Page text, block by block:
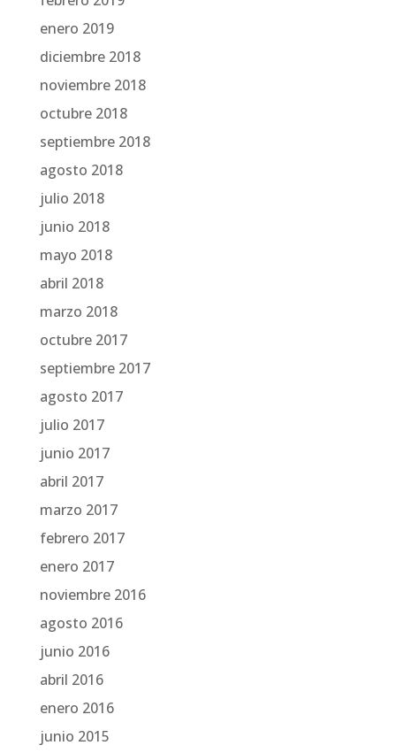
enero 2019
diciembre 2018
noviembre 2018
octubre 2018
septiembre 2018
agosto 2018
julio 2018
junio 2018
mayo 2018
abril 2018
marzo 2018
octubre 2017
septiembre 2017
agosto 2017
julio 2017
junio 2017
abril 2017
marzo 2017
febrero 2017
enero 2017
noviembre 2016
agosto 2016
junio 2016
abril 2016
enero 2016
junio 2015